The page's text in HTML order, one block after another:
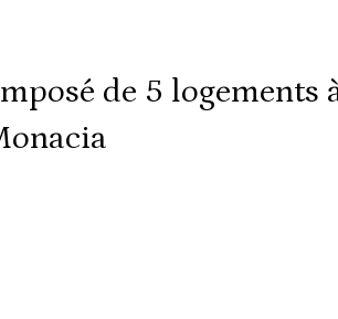
de 5 logements